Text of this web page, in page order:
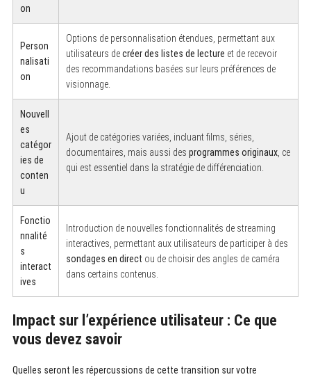
on
Person
nalisati
on
Options de personnalisation étendues, permettant aux
utilisateurs decréer des listes de lecture et de recevoir
des recommandations basées sur leurs préférences de
visionnage.
Nouvell
es
catégor
ies de
conten
u
Ajout de catégories variées, incluant films, séries,
documentaires, mais aussi des programmes originaux, ce
qui est essentiel dans la stratégie de différenciation.
Fonctio
nnalité
s
interact
ives
Introduction de nouvelles fonctionnalités de streaming
interactives, permettant aux utilisateurs de participer à des
sondages en direct ou de choisir des angles de caméra
dans certains contenus.
Impact sur l’expérience utilisateur : Ce que
vous devez savoir
Quelles seront les répercussions de cette transition sur votre